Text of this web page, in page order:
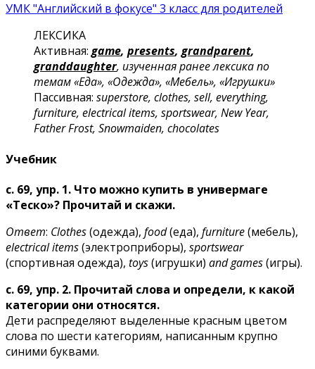
УМК "Английский в фокусе" 3 класс для родителей
ЛЕКСИКА
Активная: game, presents, grandparent,
granddaughter, изученная ранее лексика по
темам «Еда», «Одежда», «Мебель», «Игрушки»
Пассивная: superstore, clothes, sell, everything,
furniture, electrical items, sportswear, New Year,
Father Frost, Snowmaiden, chocolates
Учебник
с. 69, упр. 1. Что можно купить в универмаге
«Теско»? Прочитай и скажи.
Ответ: Clothes(одежда), food(еда), furniture(мебель),
electrical items(электроприборы), sportswear
(спортивная одежда), toys(игрушки) and games(игры).
с. 69, упр. 2. Прочитай слова и определи, к какой
категории они относятся.
Дети распределяют выделенные красным цветом
слова по шести категориям, написанным крупно
синими буквами.